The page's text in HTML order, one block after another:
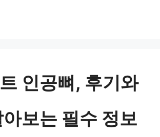
인공뼈, 후기와
보는 필수 정보